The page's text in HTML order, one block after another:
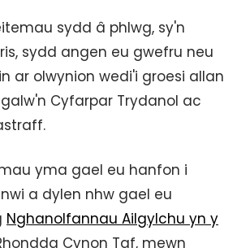
sydd â phlwg, sy'n
sydd angen eu gwefru neu
ar olwynion wedi'i groesi allan
Cyfarpar Trydanol ac
yma gael eu hanfon i
a dylen nhw gael eu
Nghanolfannau Ailgylchu yn y
Cynon Taf, mewn